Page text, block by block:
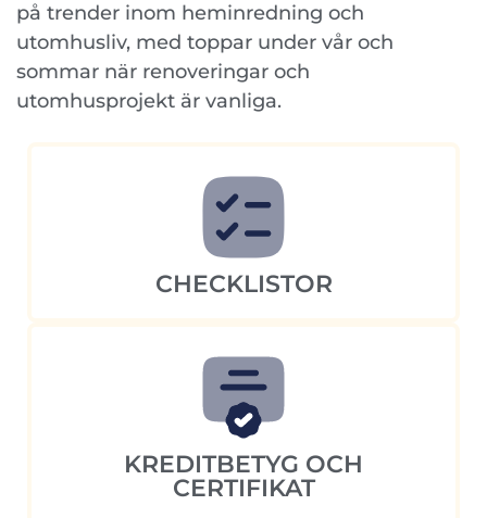
på trender inom heminredning och
utomhusliv, med toppar under vår och
sommar när renoveringar och
utomhusprojekt är vanliga.
CHECKLISTOR
KREDITBETYG OCH
CERTIFIKAT